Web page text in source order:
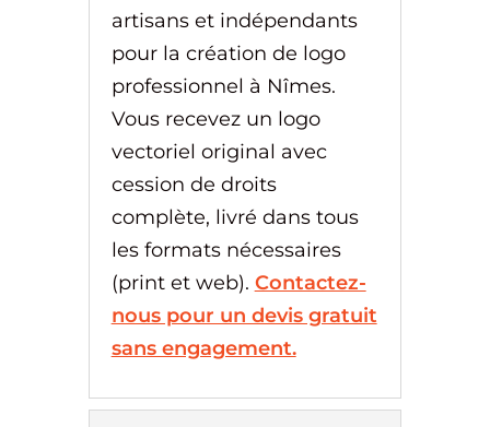
artisans et indépendants
pour la création de logo
professionnel à Nîmes.
Vous recevez un logo
vectoriel original avec
cession de droits
complète, livré dans tous
les formats nécessaires
(print et web). Contactez-
nous pour un devis gratuit
sans engagement.